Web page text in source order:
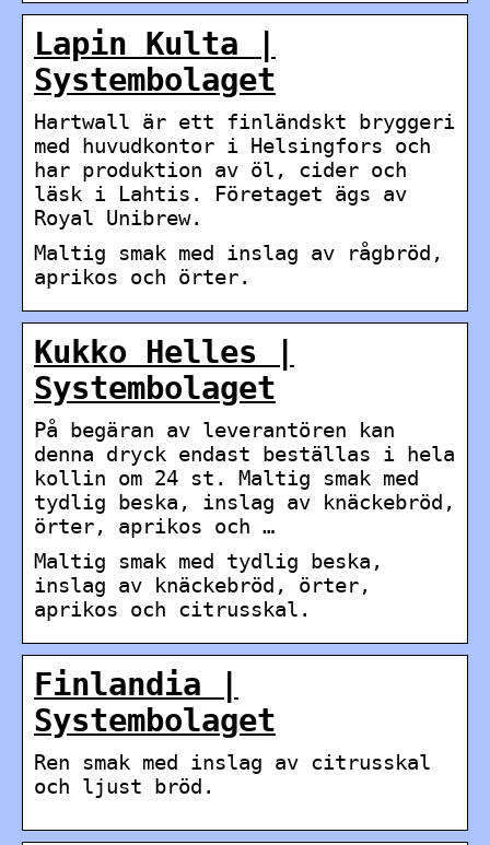
Lapin Kulta |
Systembolaget
Hartwall är ett finländskt bryggeri
med huvudkontor i Helsingfors och
har produktion av öl, cider och
läsk i Lahtis. Företaget ägs av
Royal Unibrew.
Maltig smak med inslag av rågbröd,
aprikos och örter.
Kukko Helles |
Systembolaget
På begäran av leverantören kan
denna dryck endast beställas i hela
kollin om 24 st. Maltig smak med
tydlig beska, inslag av knäckebröd,
örter, aprikos och …
Maltig smak med tydlig beska,
inslag av knäckebröd, örter,
aprikos och citrusskal.
Finlandia |
Systembolaget
Ren smak med inslag av citrusskal
och ljust bröd.